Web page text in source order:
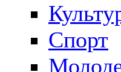
Спорт